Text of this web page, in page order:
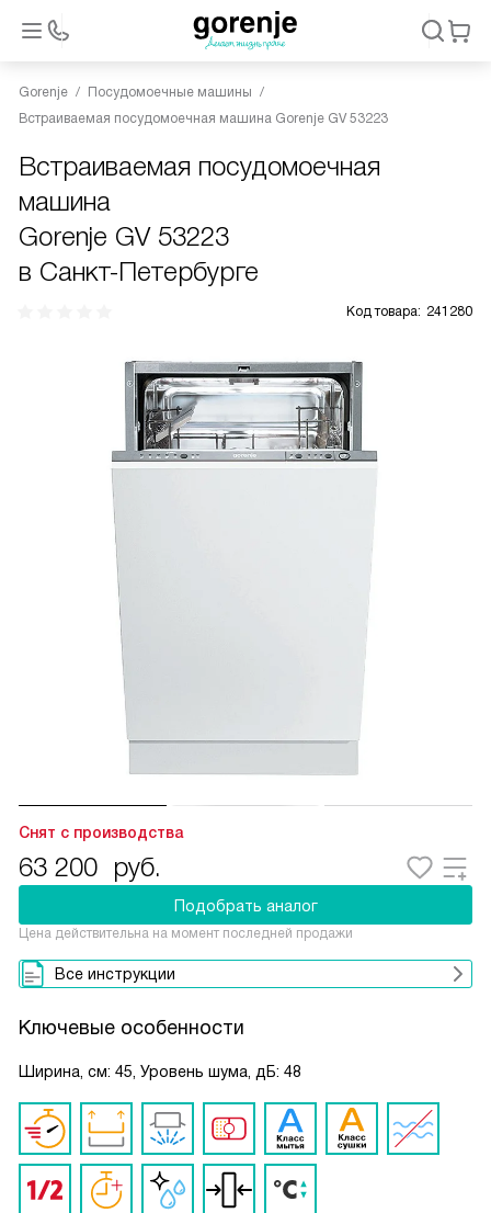
Gorenje
Посудомоечные машины
Встраиваемая посудомоечная машина Gorenje GV 53223
Встраиваемая посудомоечная
машина
Gorenje GV 53223
в Санкт-Петербурге
Код товара: 241280
Снят с производства
63 200 руб.
Подобрать аналог
Цена действительна на момент последней продажи
Все инструкции
Ключевые особенности
Ширина, см: 45, Уровень шума, дБ: 48